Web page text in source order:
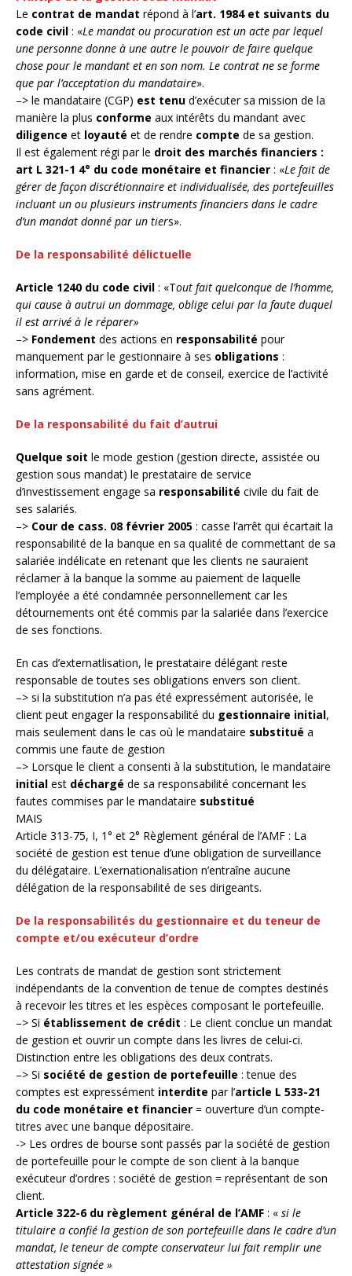
Le contrat de mandat répond à l’art. 1984 et suivants du
code civil : «Le mandat ou procuration est un acte par lequel
une personne donne à une autre le pouvoir de faire quelque
chose pour le mandant et en son nom. Le contrat ne se forme
que par l’acceptation du mandataire».
–> le mandataire (CGP) est tenu d’exécuter sa mission de la
manière la plus conforme aux intérêts du mandant avec
diligence et loyauté et de rendre compte de sa gestion.
Il est également régi par le droit des marchés financiers :
art L 321-1 4° du code monétaire et financier : «Le fait de
gérer de façon discrétionnaire et individualisée, des portefeuilles
incluant un ou plusieurs instruments financiers dans le cadre
d’un mandat donné par un tiers».
De la responsabilité délictuelle
Article 1240 du code civil : «Tout fait quelconque de l’homme,
qui cause à autrui un dommage, oblige celui par la faute duquel
il est arrivé à le réparer»
–> Fondement des actions en responsabilité pour
manquement par le gestionnaire à ses obligations :
information, mise en garde et de conseil, exercice de l’activité
sans agrément.
De la responsabilité du fait d’autrui
Quelque soit le mode gestion (gestion directe, assistée ou
gestion sous mandat) le prestataire de service
d’investissement engage sa responsabilité civile du fait de
ses salariés.
–> Cour de cass. 08 février 2005 : casse l’arrêt qui écartait la
responsabilité de la banque en sa qualité de commettant de sa
salariée indélicate en retenant que les clients ne sauraient
réclamer à la banque la somme au paiement de laquelle
l’employée a été condamnée personnellement car les
détournements ont été commis par la salariée dans l’exercice
de ses fonctions.
En cas d’externatlisation, le prestataire délégant reste
responsable de toutes ses obligations envers son client.
–> si la substitution n’a pas été expressément autorisée, le
client peut engager la responsabilité du gestionnaire initial,
mais seulement dans le cas où le mandataire substitué a
commis une faute de gestion
–> Lorsque le client a consenti à la substitution, le mandataire
initial est déchargé de sa responsabilité concernant les
fautes commises par le mandataire substitué
MAIS
Article 313-75, I, 1° et 2° Règlement général de l’AMF : La
société de gestion est tenue d’une obligation de surveillance
du délégataire. L’exernationalisation n’entraîne aucune
délégation de la responsabilité de ses dirigeants.
De la responsabilités du gestionnaire et du teneur de
compte et/ou exécuteur d’ordre
Les contrats de mandat de gestion sont strictement
indépendants de la convention de tenue de comptes destinés
à recevoir les titres et les espèces composant le portefeuille.
–> Si établissement de crédit : Le client conclue un mandat
de gestion et ouvrir un compte dans les livres de celui-ci.
Distinction entre les obligations des deux contrats.
–> Si société de gestion de portefeuille : tenue des
comptes est expressément interdite par l’article L 533-21
du code monétaire et financier = ouverture d’un compte-
titres avec une banque dépositaire.
-> Les ordres de bourse sont passés par la société de gestion
de portefeuille pour le compte de son client à la banque
exécuteur d’ordres : société de gestion = représentant de son
client.
Article 322-6 du règlement général de l’AMF : « si le
titulaire a confié la gestion de son portefeuille dans le cadre d’un
mandat, le teneur de compte conservateur lui fait remplir une
attestation signée »